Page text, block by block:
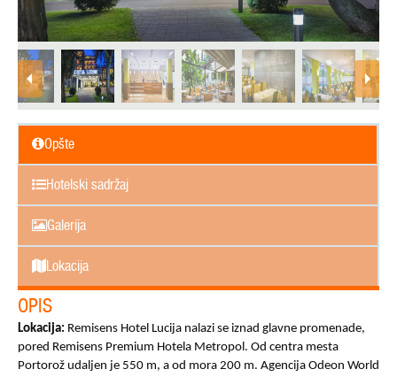
Opšte
Hotelski sadržaj
Galerija
Lokacija
OPIS
Lokacija: Remisens Hotel Lucija nalazi se iznad glavne promenade,
pored Remisens Premium Hotela Metropol. Od centra mesta
Portorož udaljen je 550 m, a od mora 200 m. Agencija Odeon World